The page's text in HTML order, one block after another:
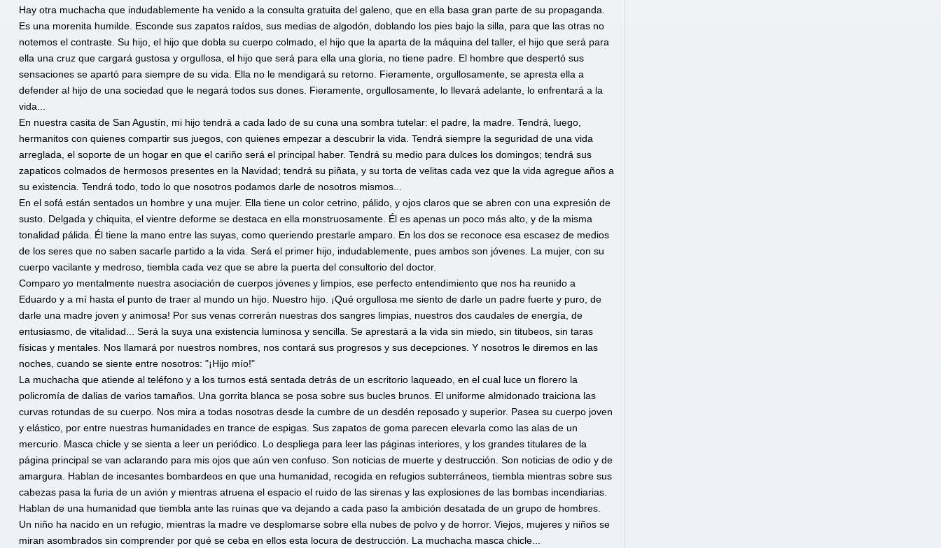
Hay otra muchacha que indudablemente ha venido a la consulta gratuita del galeno, que en ella basa gran parte de su propaganda.
Es una morenita humilde. Esconde sus zapatos raídos, sus medias de algodón, doblando los pies bajo la silla, para que las otras no
notemos el contraste. Su hijo, el hijo que dobla su cuerpo colmado, el hijo que la aparta de la máquina del taller, el hijo que será para
ella una cruz que cargará gustosa y orgullosa, el hijo que será para ella una gloria, no tiene padre. El hombre que despertó sus
sensaciones se apartó para siempre de su vida. Ella no le mendigará su retorno. Fieramente, orgullosamente, se apresta ella a
defender al hijo de una sociedad que le negará todos sus dones. Fieramente, orgullosamente, lo llevará adelante, lo enfrentará a la
vida...
En nuestra casita de San Agustín, mi hijo tendrá a cada lado de su cuna una sombra tutelar: el padre, la madre. Tendrá, luego,
hermanitos con quienes compartir sus juegos, con quienes empezar a descubrir la vida. Tendrá siempre la seguridad de una vida
arreglada, el soporte de un hogar en que el cariño será el principal haber. Tendrá su medio para dulces los domingos; tendrá sus
zapaticos colmados de hermosos presentes en la Navidad; tendrá su piñata, y su torta de velitas cada vez que la vida agregue años a
su existencia. Tendrá todo, todo lo que nosotros podamos darle de nosotros mismos...
En el sofá están sentados un hombre y una mujer. Ella tiene un color cetrino, pálido, y ojos claros que se abren con una expresión de
susto. Delgada y chiquita, el vientre deforme se destaca en ella monstruosamente. Él es apenas un poco más alto, y de la misma
tonalidad pálida. Él tiene la mano entre las suyas, como queriendo prestarle amparo. En los dos se reconoce esa escasez de medios
de los seres que no saben sacarle partido a la vida. Será el primer hijo, indudablemente, pues ambos son jóvenes. La mujer, con su
cuerpo vacilante y medroso, tiembla cada vez que se abre la puerta del consultorio del doctor.
Comparo yo mentalmente nuestra asociación de cuerpos jóvenes y limpios, ese perfecto entendimiento que nos ha reunido a
Eduardo y a mí hasta el punto de traer al mundo un hijo. Nuestro hijo. ¡Qué orgullosa me siento de darle un padre fuerte y puro, de
darle una madre joven y animosa! Por sus venas correrán nuestras dos sangres limpias, nuestros dos caudales de energía, de
entusiasmo, de vitalidad... Será la suya una existencia luminosa y sencilla. Se aprestará a la vida sin miedo, sin titubeos, sin taras
físicas y mentales. Nos llamará por nuestros nombres, nos contará sus progresos y sus decepciones. Y nosotros le diremos en las
noches, cuando se siente entre nosotros: "¡Hijo mío!"
La muchacha que atiende al teléfono y a los turnos está sentada detrás de un escritorio laqueado, en el cual luce un florero la
policromía de dalias de varios tamaños. Una gorrita blanca se posa sobre sus bucles brunos. El uniforme almidonado traiciona las
curvas rotundas de su cuerpo. Nos mira a todas nosotras desde la cumbre de un desdén reposado y superior. Pasea su cuerpo joven
y elástico, por entre nuestras humanidades en trance de espigas. Sus zapatos de goma parecen elevarla como las alas de un
mercurio. Masca chicle y se sienta a leer un periódico. Lo despliega para leer las páginas interiores, y los grandes titulares de la
página principal se van aclarando para mis ojos que aún ven confuso. Son noticias de muerte y destrucción. Son noticias de odio y de
amargura. Hablan de incesantes bombardeos en que una humanidad, recogida en refugios subterráneos, tiembla mientras sobre sus
cabezas pasa la furia de un avión y mientras atruena el espacio el ruido de las sirenas y las explosiones de las bombas incendiarias.
Hablan de una humanidad que tiembla ante las ruinas que va dejando a cada paso la ambición desatada de un grupo de hombres.
Un niño ha nacido en un refugio, mientras la madre ve desplomarse sobre ella nubes de polvo y de horror. Viejos, mujeres y niños se
miran asombrados sin comprender por qué se ceba en ellos esta locura de destrucción. La muchacha masca chicle...